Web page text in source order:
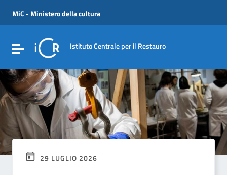
Vai al menu di navigazione
Vai al footer
MiC - Ministero della cultura
Attiva / disattiva la navigazione
Istituto Centrale per il Restauro
29 LUGLIO 2026